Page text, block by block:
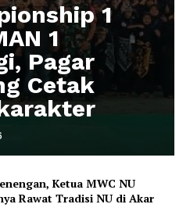
1
1
Pagar
Cetak
Ketua MWC NU
Rawat Tradisi NU di Akar